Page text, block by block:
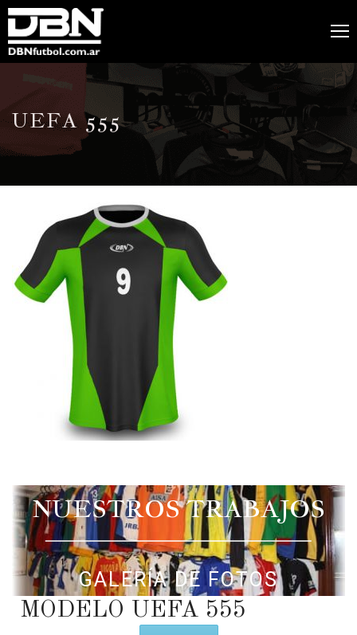
UEFA 555
NUESTROS TRABAJOS
GALERÍA DE FOTOS
MODELO UEFA 555